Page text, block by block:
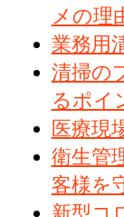
メの理
業務用
清掃の
るポイ
医療現
衛生管
客様を